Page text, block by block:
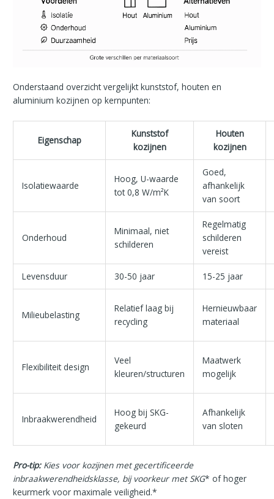
Onderstaand overzicht vergelijkt kunststof, houten en
aluminium kozijnen op kernpunten:
Eigenschap
Kunststof
kozijnen
Houten
kozijnen
Isolatiewaarde
Hoog, U-waarde
tot 0,8 W/m²K
Goed,
afhankelijk
van soort
Onderhoud
Minimaal, niet
schilderen
Regelmatig
schilderen
vereist
Levensduur 30-50 jaar 15-25 jaar
Milieubelasting
Relatief laag bij
recycling
Hernieuwbaar
materiaal
Flexibiliteit design
Veel
kleuren/structuren
Maatwerk
mogelijk
Inbraakwerendheid
Hoog bij SKG-
gekeurd
Afhankelijk
van sloten
Pro-tip: Kies voor kozijnen met gecertificeerde
inbraakwerendheidsklasse, bij voorkeur met SKG* of hoger
keurmerk voor maximale veiligheid.*